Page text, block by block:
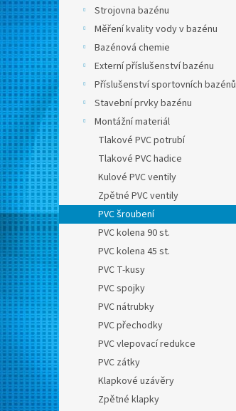
n
Strojovna bazénu
Měření kvality vody v bazénu
Bazénová chemie
Externí příslušenství bazénu
Příslušenství sportovních bazénů
Stavební prvky bazénu
Montážní materiál
Tlakové PVC potrubí
Tlakové PVC hadice
Kulové PVC ventily
Zpětné PVC ventily
PVC šroubení
PVC kolena 90 st.
PVC kolena 45 st.
PVC T-kusy
PVC spojky
PVC nátrubky
PVC přechodky
PVC vlepovací redukce
PVC zátky
Klapkové uzávěry
Zpětné klapky